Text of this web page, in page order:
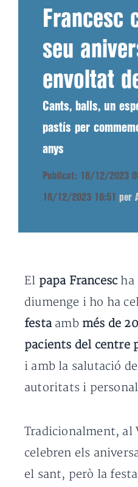
Francesc
seu
envoltat
Cants, balls, un
pastís per
anys
Publicat: 18/12/2023
18/12/2023 16:51 per
El papa Francescha
diumenge i ho ha
festa amb més de
pacients del centre
i amb la salutació
autoritats i
Tradicionalment, al
celebren els
el sant, però la